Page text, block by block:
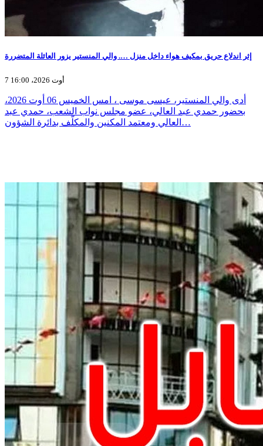
إثر اندلاع حريق بمكيف هواء داخل منزل …. والي المنستير يزور العائلة المتضررة
7 أوت 2026، 16:00
أدى والي المنستير، عيسى موسى ، امس الخميس 06 أوت 2026،
بحضور حمدي عبد العالي، عضو مجلس نواب الشعب، حمدي عبد
العالي ومعتمد المكنين والمكلّف بدائرة الشؤون…